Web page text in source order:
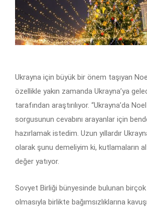
Ukrayna için büyük bir önem taşıyan
özellikle yakın zamanda Ukrayna’ya
tarafından araştırılıyor. “Ukrayna’da
sorgusunun cevabını arayanlar için
hazırlamak istedim. Uzun yıllardır
olarak şunu demeliyim ki, kutlamaların
değer yatıyor.
Sovyet Birliği bünyesinde bulunan
olmasıyla birlikte bağımsızlıklarına